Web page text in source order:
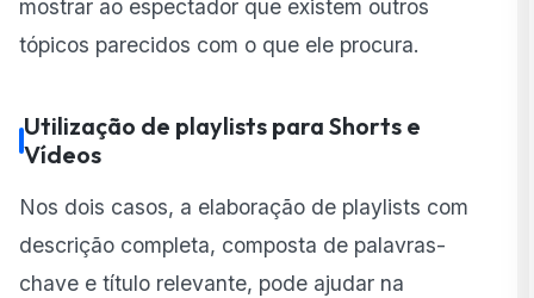
mostrar ao espectador que existem outros
tópicos parecidos com o que ele procura.
Utilização de playlists para Shorts e
Vídeos
Nos dois casos, a elaboração de playlists com
descrição completa, composta de palavras-
chave e título relevante, pode ajudar na